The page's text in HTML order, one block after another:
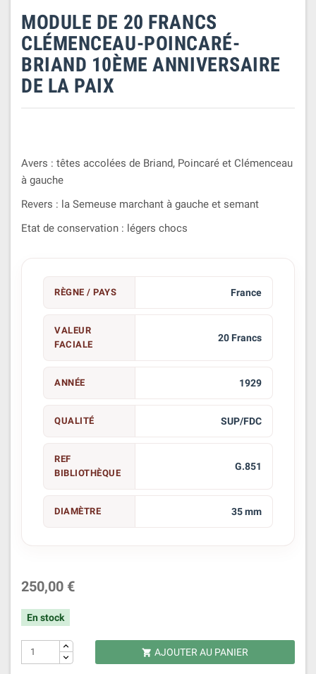
MODULE DE 20 FRANCS
CLÉMENCEAU-POINCARÉ-
BRIAND 10ÈME ANNIVERSAIRE
DE LA PAIX
Avers : têtes accolées de Briand, Poincaré et Clémenceau
à gauche
Revers : la Semeuse marchant à gauche et semant
Etat de conservation : légers chocs
RÈGNE / PAYS France
VALEUR
FACIALE
20 Francs
ANNÉE 1929
QUALITÉ SUP/FDC
REF
BIBLIOTHÈQUE
G.851
DIAMÈTRE 35 mm
250,00 €
En stock
 AJOUTER AU PANIER